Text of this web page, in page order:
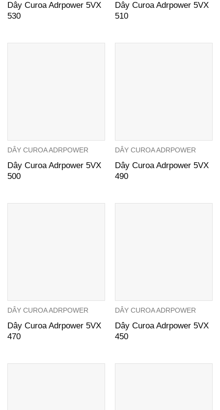
Dây Curoa Adrpower 5VX
530
Dây Curoa Adrpower 5VX
510
DÂY CUROA ADRPOWER
Dây Curoa Adrpower 5VX
500
DÂY CUROA ADRPOWER
Dây Curoa Adrpower 5VX
490
DÂY CUROA ADRPOWER
Dây Curoa Adrpower 5VX
470
DÂY CUROA ADRPOWER
Dây Curoa Adrpower 5VX
450